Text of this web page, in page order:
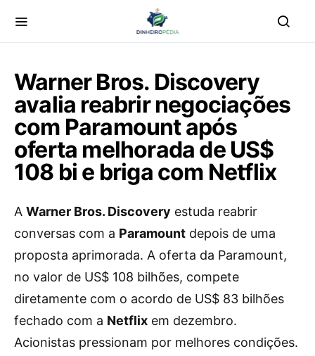
Warner Bros. Discovery
avalia reabrir negociações
com Paramount após
oferta melhorada de US$
108 bi e briga com Netflix
A Warner Bros. Discovery estuda reabrir
conversas com a Paramount depois de uma
proposta aprimorada. A oferta da Paramount,
no valor de US$ 108 bilhões, compete
diretamente com o acordo de US$ 83 bilhões
fechado com a Netflix em dezembro.
Acionistas pressionam por melhores condições.